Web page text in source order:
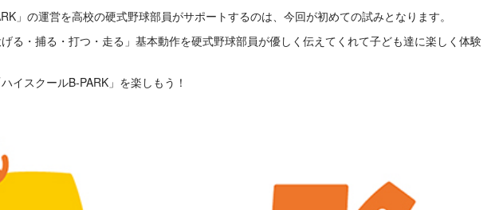
の運営を高校の硬式野球部員がサポートするのは、今回が初めての試みとなります。
・捕る・打つ・走る」基本動作を硬式野球部員が優しく伝えてくれて子ども達に楽しく体験
イスクールB-PARK」を楽しもう！